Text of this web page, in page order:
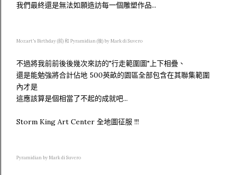
我們最終還是無法如願造訪每一個雕塑作品...
Mozart's Birthday (前) 和 Pyramidian (後) by Mark di Suvero
不過將我前前後後幾次來訪的"行走範圍圖"上下相疊、
還是能勉強將合計佔地 500英畝的園區全部包含在其聯集範圍
內才是
這應該算是個相當了不起的成就吧...
Storm King Art Center 全地圖征服 !!!
Pyramidian by Mark di Suvero